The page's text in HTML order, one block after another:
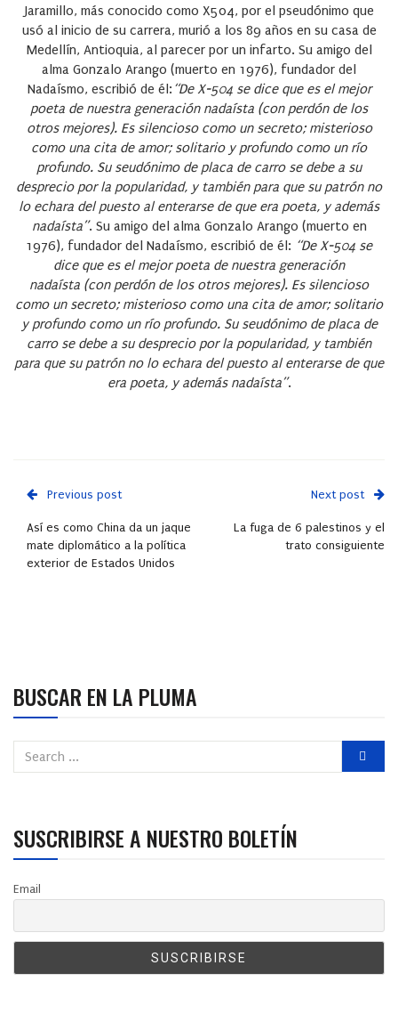
Jaramillo, más conocido como X504, por el pseudónimo que
usó al inicio de su carrera, murió a los 89 años en su casa de
Medellín, Antioquia, al parecer por un infarto. Su amigo del
alma Gonzalo Arango (muerto en 1976), fundador del
Nadaísmo, escribió de él: “De X-504 se dice que es el mejor
poeta de nuestra generación nadaísta (con perdón de los
otros mejores). Es silencioso como un secreto; misterioso
como una cita de amor; solitario y profundo como un río
profundo. Su seudónimo de placa de carro se debe a su
desprecio por la popularidad, y también para que su patrón no
lo echara del puesto al enterarse de que era poeta, y además
nadaísta”. Su amigo del alma Gonzalo Arango (muerto en
1976), fundador del Nadaísmo, escribió de él: “De X-504 se
dice que es el mejor poeta de nuestra generación
nadaísta (con perdón de los otros mejores). Es silencioso
como un secreto; misterioso como una cita de amor; solitario
y profundo como un río profundo. Su seudónimo de placa de
carro se debe a su desprecio por la popularidad, y también
para que su patrón no lo echara del puesto al enterarse de que
era poeta, y además nadaísta”.
Previous post
Así es como China da un jaque
mate diplomático a la política
exterior de Estados Unidos
Next post
La fuga de 6 palestinos y el
trato consiguiente
BUSCAR EN LA PLUMA
SUSCRIBIRSE A NUESTRO BOLETÍN
Email